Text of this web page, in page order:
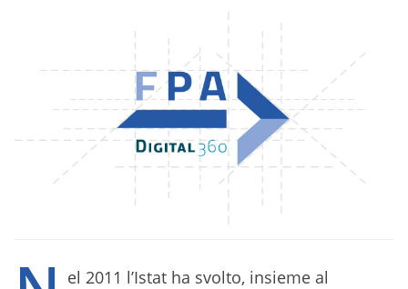
el 2011 l’Istat ha svolto, insieme al